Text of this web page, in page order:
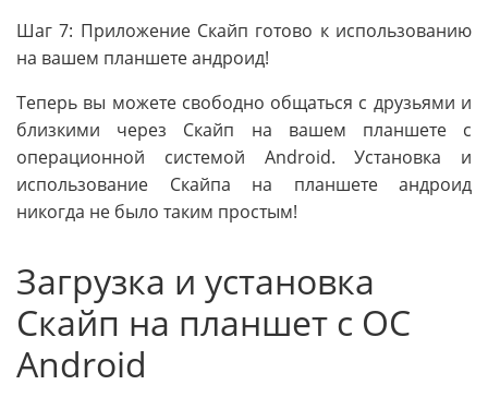
Шаг 7: Приложение Скайп готово к использованию
на вашем планшете андроид!
Теперь вы можете свободно общаться с друзьями и
близкими через Скайп на вашем планшете с
операционной системой Android. Установка и
использование Скайпа на планшете андроид
никогда не было таким простым!
Загрузка и установка
Скайп на планшет с ОС
Android